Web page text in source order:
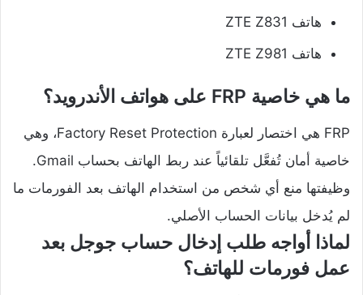
هاتف ZTE Z831
هاتف ZTE Z981
ما هي خاصية FRP على هواتف الأندرويد؟
FRP هي اختصار لعبارة Factory Reset Protection، وهي
خاصية أمان تُفعَّل تلقائياً عند ربط الهاتف بحساب Gmail.
وظيفتها منع أي شخص من استخدام الهاتف بعد الفورمات ما
لم يُدخل بيانات الحساب الأصلي.
لماذا أواجه طلب إدخال حساب جوجل بعد
عمل فورمات للهاتف؟